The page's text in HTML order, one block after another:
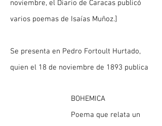
noviembre, el Diario de Caracas publicó
varios poemas de Isaías Muñoz.]
Se presenta en Pedro Fortoult Hurtado,
quien el 18 de noviembre de 1893 publica
BOHEMICA
Poema que relata un